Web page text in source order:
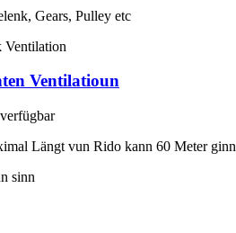
Gears, Pulley etc
Ventilatioun
Längt vun Rido kann 60 Meter ginn
sinn